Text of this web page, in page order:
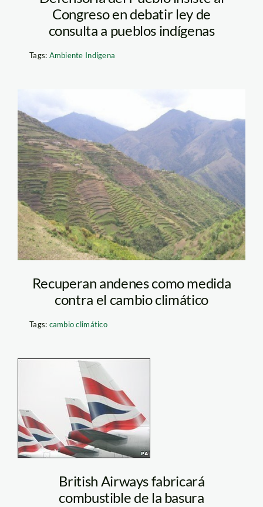
Congreso en debatir ley de
consulta a pueblos indígenas
Tags: Ambiente Indígena
andenes_perugob
Recuperan andenes como medida
contra el cambio climático
Tags: cambio climático
british_airways_ap
British Airways fabricará
combustible de la basura